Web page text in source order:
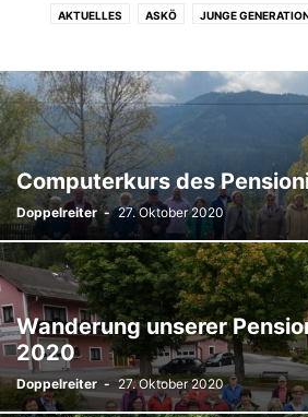
AKTUELLES ASKÖ JUNGE
SPÖ KAMMERN
Computerkurs des
Doppelreiter - 27. Oktober 2020
Wanderung unserer
2020
Doppelreiter - 27. Oktober 2020